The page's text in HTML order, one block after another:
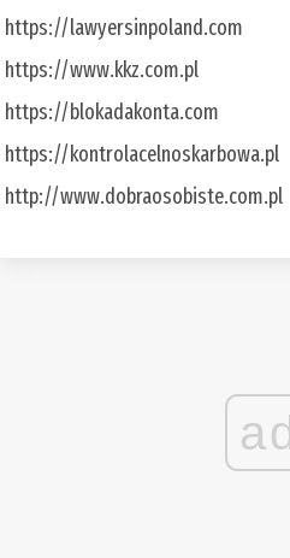
https://lawyersinpoland.com
https://www.kkz.com.pl
https://blokadakonta.com
https://kontrolacelnoskarbowa.pl
http://www.dobraosobiste.com.pl
ad